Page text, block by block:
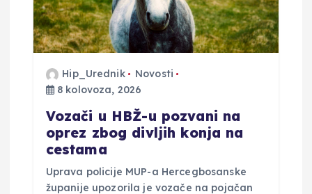
Hip_Urednik
Novosti
8 kolovoza, 2026
Vozači u HBŽ-u pozvani na
oprez zbog divljih konja na
cestama
Uprava policije MUP-a Hercegbosanske
županije upozorila je vozače na pojačan